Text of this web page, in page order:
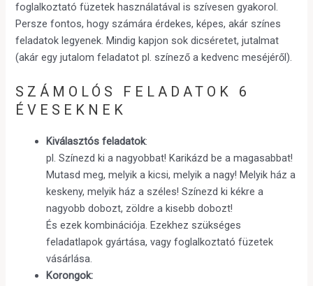
foglalkoztató füzetek használatával is szívesen gyakorol.
Persze fontos, hogy számára érdekes, képes, akár színes
feladatok legyenek. Mindig kapjon sok dicséretet, jutalmat
(akár egy jutalom feladatot pl. színező a kedvenc meséjéről).
SZÁMOLÓS FELADATOK 6
ÉVESEKNEK
Kiválasztós feladatok:
pl. Színezd ki a nagyobbat! Karikázd be a magasabbat!
Mutasd meg, melyik a kicsi, melyik a nagy! Melyik ház a
keskeny, melyik ház a széles! Színezd ki kékre a
nagyobb dobozt, zöldre a kisebb dobozt!
És ezek kombinációja. Ezekhez szükséges
feladatlapok gyártása, vagy foglalkoztató füzetek
vásárlása.
Korongok: